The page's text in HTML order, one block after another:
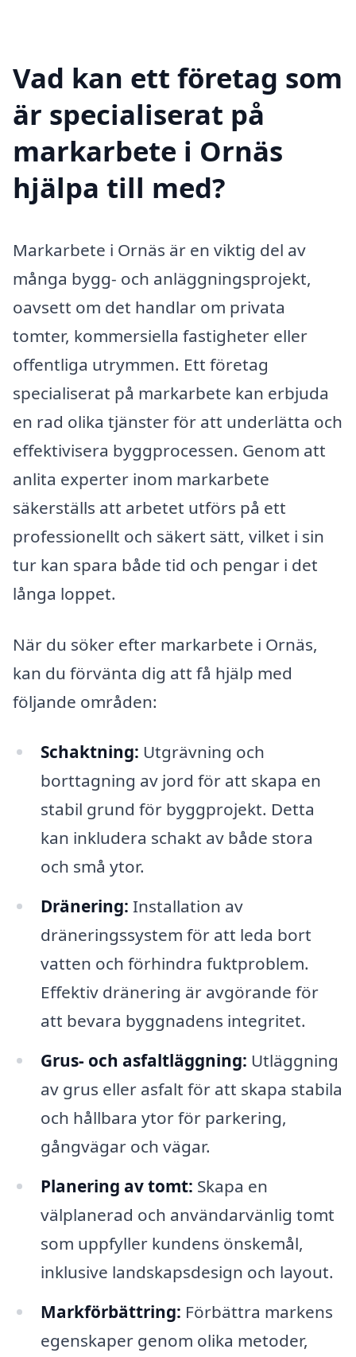
Vad kan ett företag som
är specialiserat på
markarbete i Ornäs
hjälpa till med?
Markarbete i Ornäs är en viktig del av
många bygg- och anläggningsprojekt,
oavsett om det handlar om privata
tomter, kommersiella fastigheter eller
offentliga utrymmen. Ett företag
specialiserat på markarbete kan erbjuda
en rad olika tjänster för att underlätta och
effektivisera byggprocessen. Genom att
anlita experter inom markarbete
säkerställs att arbetet utförs på ett
professionellt och säkert sätt, vilket i sin
tur kan spara både tid och pengar i det
långa loppet.
När du söker efter markarbete i Ornäs,
kan du förvänta dig att få hjälp med
följande områden:
Schaktning: Utgrävning och
borttagning av jord för att skapa en
stabil grund för byggprojekt. Detta
kan inkludera schakt av både stora
och små ytor.
Dränering: Installation av
dräneringssystem för att leda bort
vatten och förhindra fuktproblem.
Effektiv dränering är avgörande för
att bevara byggnadens integritet.
Grus- och asfaltläggning: Utläggning
av grus eller asfalt för att skapa stabila
och hållbara ytor för parkering,
gångvägar och vägar.
Planering av tomt: Skapa en
välplanerad och användarvänlig tomt
som uppfyller kundens önskemål,
inklusive landskapsdesign och layout.
Markförbättring: Förbättra markens
egenskaper genom olika metoder,